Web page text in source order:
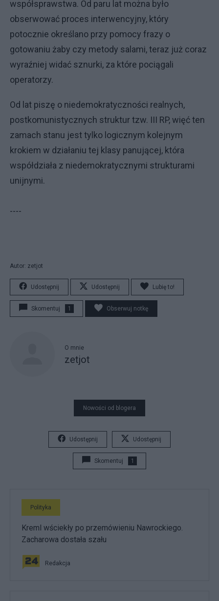
współsprawstwa. Od paru lat można było
obserwować proces interwencyjny, który
potocznie określano przy pomocy frazy o
gotowaniu żaby czy metody salami, teraz już coraz
wyraźniej widać sznurki, za które pociągali
operatorzy.
Od lat piszę o niedemokratyczności realnych,
postkomunistycznych struktur tzw. III RP, więć ten
zamach stanu jest tylko logicznym kolejnym
krokiem w działaniu tej klasy panującej, która
współdziała z niedemokratycznymi strukturami
unijnymi.
----
Autor: zetjot
Udostępnij Udostępnij Lubię to!
Skomentuj 1 Obserwuj notkę
O mnie
zetjot
Nowości od blogera
Udostępnij Udostępnij
Skomentuj 1
Polityka
Kreml wściekły po przemówieniu Nawrockiego.
Zacharowa dostała szału
Redakcja